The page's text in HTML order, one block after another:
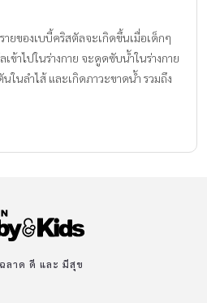
ยของเบบี้คริสตัลจะเกิดขึ้นเมื่อเด็กๆ
ข้าไปในร่างกาย จะดูดซับน้ำในร่างกาย
ในลำไส้ และเกิดภาวะขาดน้ำ รวมถึง
รื่อยๆ และอาจทำให้เด็กเสียชีวิตได้
รมวิทยาศาสตร์การแพทย์ตรวจ
ค้าที่ไม่มีความจำเป็นกับเด็ก ใน
เป็นการฝ่าฝืนคำสั่งคณะกรรมการ
ษจำคุกไม่เกิน 6 เดือน หรือปรับไม่เกิน
ลาด ดี และ มีสุข